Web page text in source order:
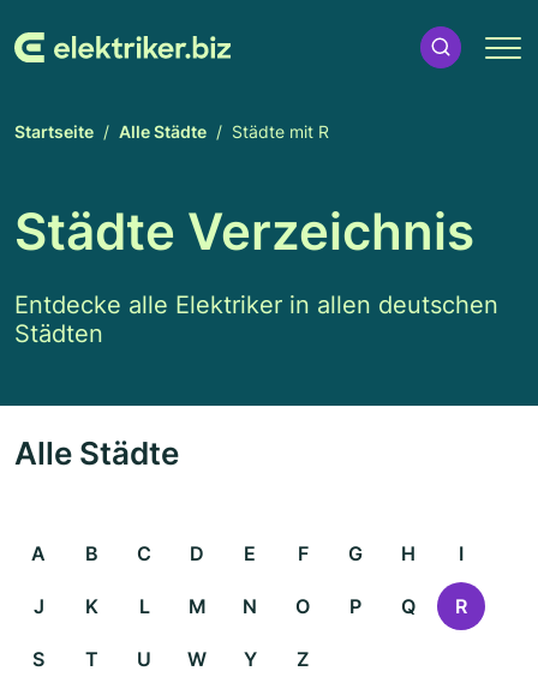
Startseite Alle Städte Städte mit R
Städte Verzeichnis
Entdecke alle Elektriker in allen deutschen
Städten
Alle Städte
A B C D E F G H I
J K L M N O P Q R
S T U W Y Z